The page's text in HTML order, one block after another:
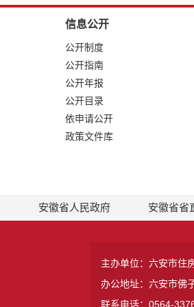
信息公开
公开制度
公开指南
公开年报
公开目录
依申请公开
政策文件库
安徽省人民政府 安徽省省
主办单位：六安市住
办公地址：六安市佛
联系电话：0564-